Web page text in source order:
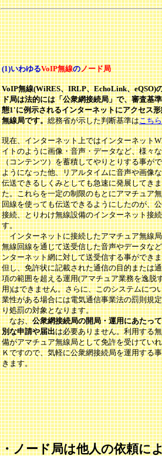
(1)いわゆるVoIP無線のノード局
VoIP無線(WiRES、IRLP、EchoLink、eQSO)
ド局は法的には「公衆網接続局」で、審査基
態1'に例示されるインターネットにアクセス
無線局です。総務省が示した判断基準はこちら
現在、インターネット上ではインターネット
イトのように画像・音声・データなど、様々
（コンテンツ）を蓄積してやりとりする事が
ようになった他、リアルタイムに音声や画像
伝送できるしくみとしても急速に発展してき
た。これらを一定の制限のもとにアマチュア
回線を使っても伝送できるようにしたのが、
接続、とりわけ無線設備のインターネット接
す。
インターネットに接続したアマチュア無線
無線回線を通じて送受信した音声やデータな
ンターネット網に対して送受信する事ができ
但し、免許状に記載された通信の目的または
項の範囲を超える運用(アマチュア業務を逸脱
用)はできません。さらに、このシステムにつ
業性がある場合には電気通信事業法の罰則規
り処罰の対象となります。
なお、公衆網接続局の開局・運用にあたっ
別な申請や届出は必要ありません。利用する
備がアマチュア無線局として免許を受けてい
Ｋですので、気軽に公衆網接続局を運用する
きます。
・ノード局は他人の依頼に